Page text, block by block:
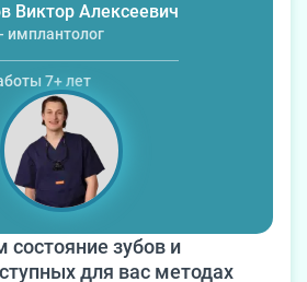
Виктор Алексеевич
имплантолог
7+ лет
состояние зубов и
для вас методах